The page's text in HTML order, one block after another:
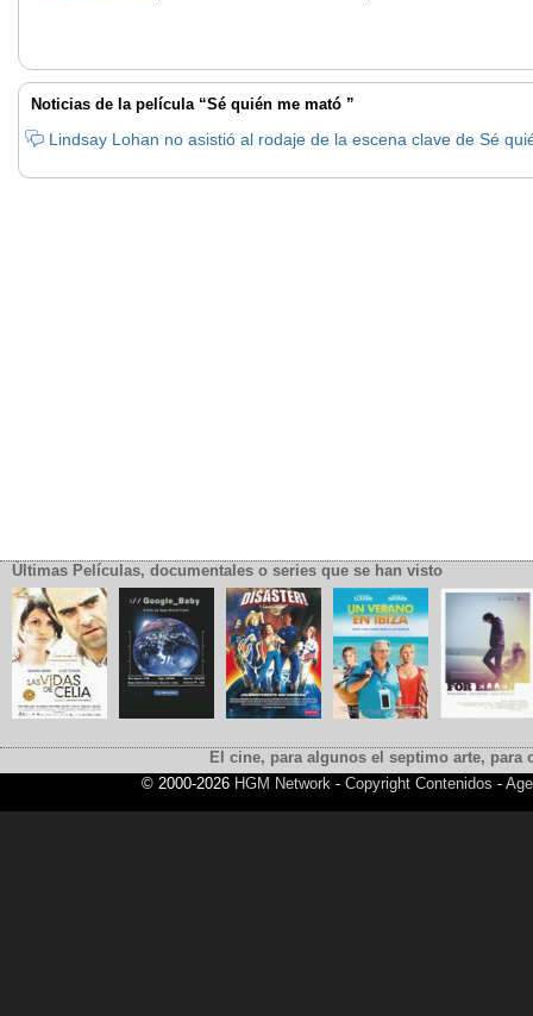
Noticias de la película “Sé quién me mató ”
Lindsay Lohan no asistió al rodaje de la escena clave de Sé
Últimas Películas, documentales o series que se han visto
El cine, para algunos el septimo arte,
© 2000-2026 HGM Network- Copyright Contenidos -